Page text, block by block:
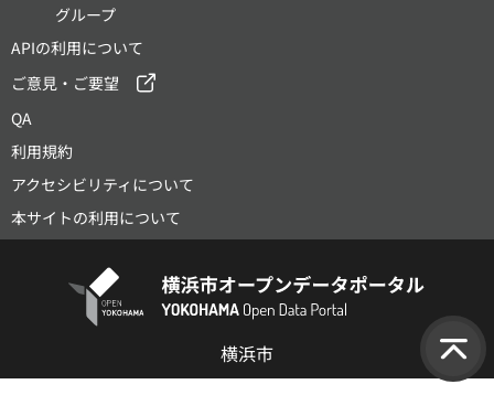
グループ
APIの利用について
ご意見・ご要望
QA
利用規約
アクセシビリティについて
本サイトの利用について
横浜市